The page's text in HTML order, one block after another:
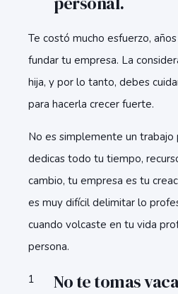
Te costó mucho esfuerzo,
fundar tu empresa. La
hija, y por lo tanto, debes
para hacerla crecer fuerte.
No es simplemente un
dedicas todo tu tiempo,
cambio, tu empresa es tu
es muy difícil delimitar lo
cuando volcaste en tu vida
persona.
No te tomas